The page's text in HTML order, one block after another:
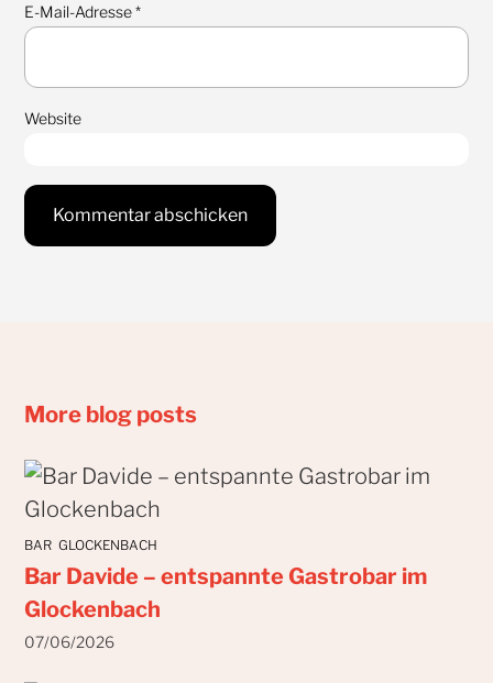
E-Mail-Adresse*
Website
More blog posts
BAR GLOCKENBACH
Bar Davide – entspannte Gastrobar im
Glockenbach
07/06/2026